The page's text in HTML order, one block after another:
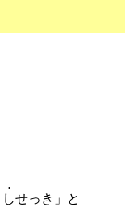
しせっき」と